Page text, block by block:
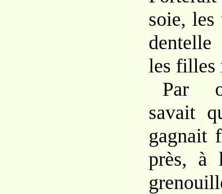
soie, les
les filles
Par
savait
gagnait
près, à